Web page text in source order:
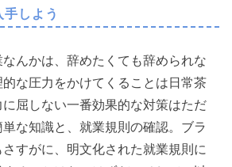
しよう
んかは、辞めたくても辞められな
な圧力をかけてくることは日常茶
屈しない一番効果的な対策はただ
な知識と、就業規則の確認。ブラ
すがに、明文化された就業規則に